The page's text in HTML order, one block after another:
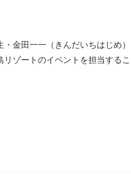
金田一一（きんだいちはじめ
ゾートのイベントを担当する